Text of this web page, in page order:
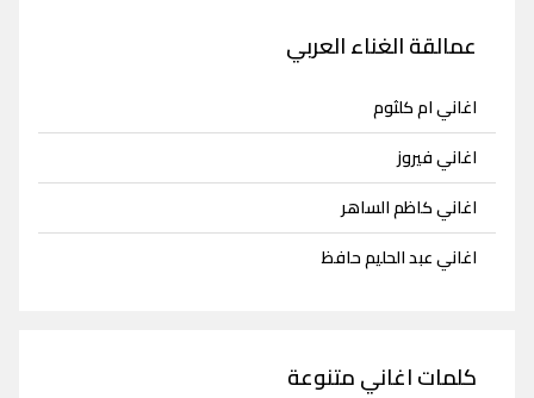
عمالقة الغناء العربي
اغاني ام كلثوم
اغاني فيروز
اغاني كاظم الساهر
اغاني عبد الحليم حافظ
كلمات اغاني متنوعة